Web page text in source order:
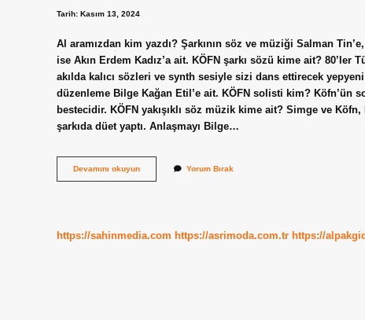
Tarih: Kasım 13, 2024
Al aramızdan kim yazdı? Şarkının söz ve müziği Salman
ise Akın Erdem Kadız’a ait. KÖFN şarkı sözü kime ait?
akılda kalıcı sözleri ve synth sesiyle sizi dans ettirecek
düzenleme Bilge Kağan Etil’e ait. KÖFN solisti kim? Köfn’ün
bestecidir. KÖFN yakışıklı söz müzik kime ait? Simge ve
şarkıda düet yaptı. Anlaşmayı Bilge…
Devamını okuyunKöfn
Al
Yorum Bırak
https://sahinmedia.com https://asrimoda.com.tr https://